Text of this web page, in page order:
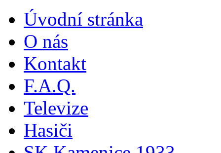
Úvodní stránka
O nás
Kontakt
F.A.Q.
Televize
Hasiči